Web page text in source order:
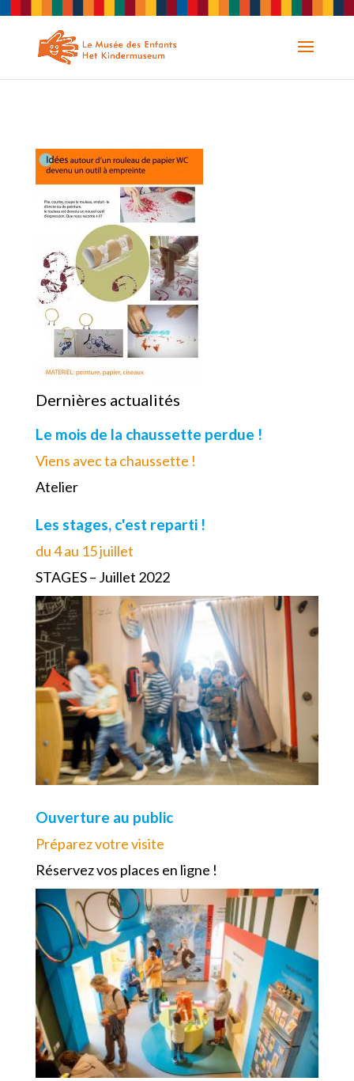
Dernières actualités
Le mois de la chaussette perdue !
Viens avec ta chaussette !
Atelier
Les stages, c'est reparti !
du 4 au 15 juillet
STAGES – Juillet 2022
Ouverture au public
Préparez votre visite
Réservez vos places en ligne !